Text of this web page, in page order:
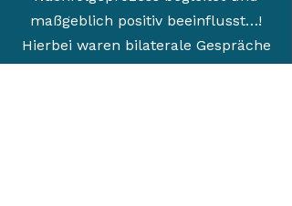
maßgeblich positiv beeinflusst…!
Hierbei waren bilaterale Gespräche
zu führen bis hin zu Workshops zu